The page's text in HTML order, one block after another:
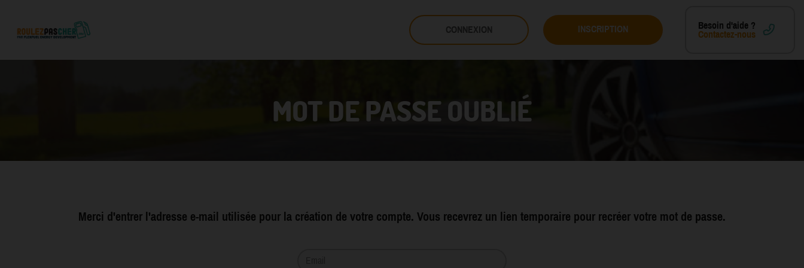
CONNEXION INSCRIPTION
Besoin d'aide ?
Contactez-nous
MOT DE PASSE OUBLIÉ
Merci d'entrer l'adresse e-mail utilisée pour la création de votre compte. Vous recevrez un lien temporaire pour recréer votre mot de passe.